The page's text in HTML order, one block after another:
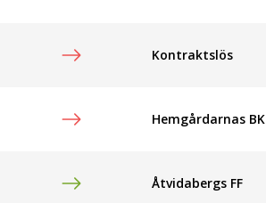
Kontraktslös
Hemgårdarnas BK
Åtvidabergs FF